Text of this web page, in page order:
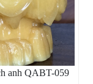
anh QABT-059